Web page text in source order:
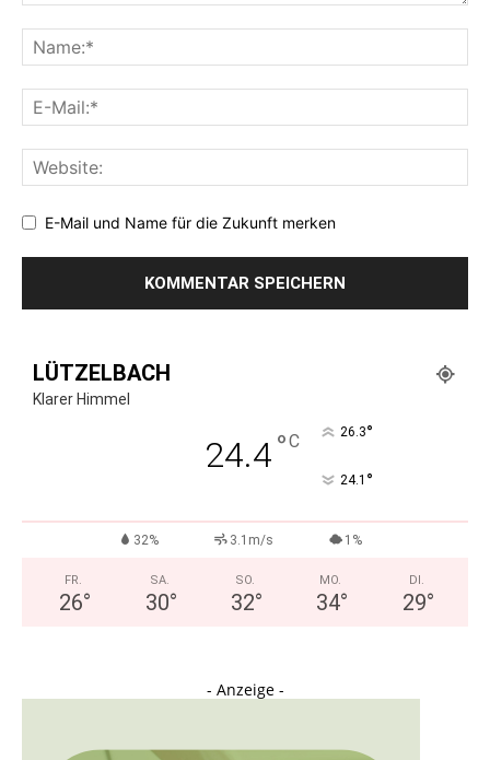
E-Mail und Name für die Zukunft merken
LÜTZELBACH
Klarer Himmel
24.4°C 26.3°
24.1 °
32% 3.1m/s 1%
FR.
26°
SA.
30°
SO.
32°
MO.
34°
DI.
29°
- Anzeige -